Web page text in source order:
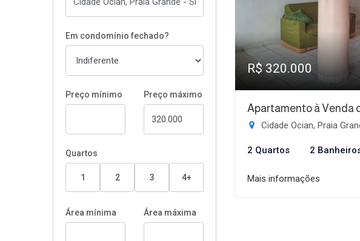
Em condomínio fechado?
Preço mínimo Preço máximo
Quartos
1 2 3 4+
Área mínima Área máxima
R$ 320.000
Apartamento à Venda
Cidade Ocian, Praia
2 Quartos 2
Mais informações